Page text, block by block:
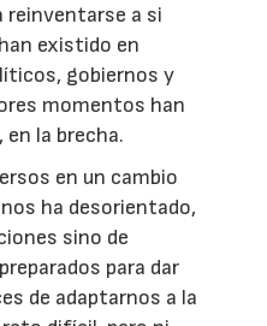
reinventarse a si
existido en
gobiernos y
momentos han
en la brecha.
en un cambio
ha desorientado,
sino de
para dar
de adaptarnos a la